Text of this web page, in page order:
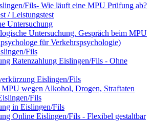
Fils- Wie läuft eine MPU Prüfung ab?
/ Leistungstest
Untersuchung
Untersuchung. Gespräch beim MPU
für Verkehrspsychologie)
Fils
Ratenzahlung Eislingen/Fils - Ohne
Eislingen/Fils
wegen Alkohol, Drogen, Straftaten
Fils
in Eislingen/Fils
Online Eislingen/Fils - Flexibel gestaltbar